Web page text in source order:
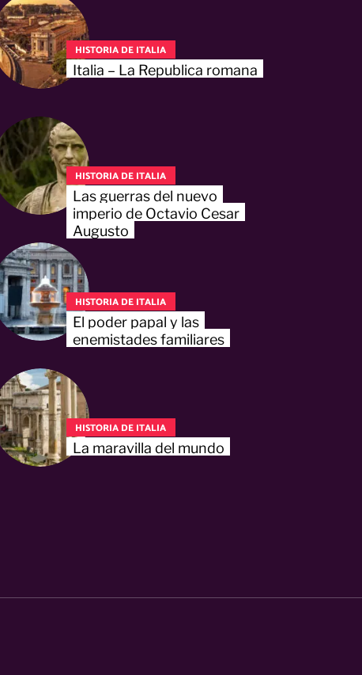
HISTORIA DE ITALIA
Italia – La Republica romana
HISTORIA DE ITALIA
Las guerras del nuevo
imperio de Octavio Cesar
Augusto
HISTORIA DE ITALIA
El poder papal y las
enemistades familiares
HISTORIA DE ITALIA
La maravilla del mundo